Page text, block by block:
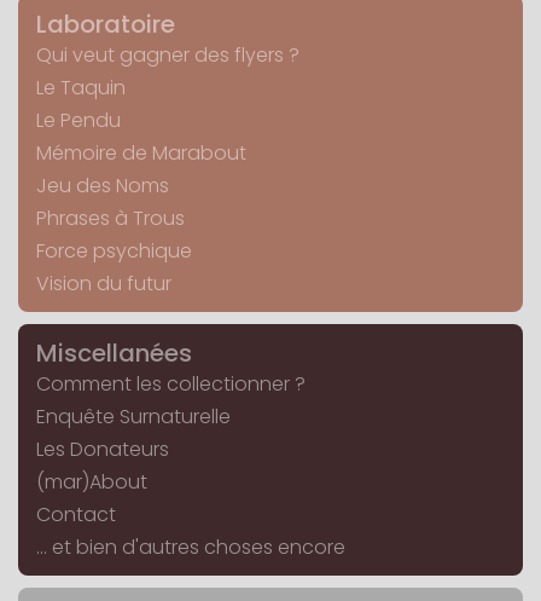
Laboratoire
Qui veut gagner des flyers ?
Le Taquin
Le Pendu
Mémoire de Marabout
Jeu des Noms
Phrases à Trous
Force psychique
Vision du futur
Miscellanées
Comment les collectionner ?
Enquête Surnaturelle
Les Donateurs
(mar)About
Contact
... et bien d'autres choses encore